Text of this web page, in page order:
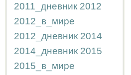
2011_дневник 2012
2012_в_мире
2012_дневник 2014
2014_дневник 2015
2015_в_мире